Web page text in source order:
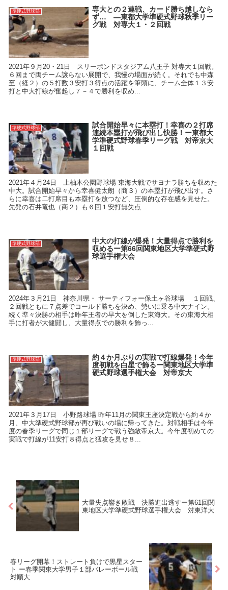
準硬式野球部
専大との２連戦、カード勝ち越しなら
ず… ―東都大学準硬式野球秋季リー
グ戦 対専大１・２回戦
2021年９月20・21日 スリーボンドスタジアム八王子 対専大１回戦。
６回まで両チーム譲らない展開で、我慢の場面が続く。それでも中森
至（経２）の５打数３安打３得点の活躍を筆頭に、チーム全体１３安
打と中大打線が奮起し７－４で勝利を収め...
準硬式野球部
試合開始早々に本塁打！幸喜の２打席
連続本塁打が飛び出し快勝！ー東都大
学準硬式野球春季リーグ戦 対帝京大
１回戦
2021年４月24日 上柚木公園野球場 東海大戦でサヨナラ勝ちを収めた
中大。試合開始早々から幸喜健太朗（商３）の本塁打が飛び出す。さ
らに幸喜は二打席目も本塁打を放つなど、圧倒的な存在感を見せた。
先発の石井竜也（商２）も６回１安打無失点...
準硬式野球部
中大の打線が爆発！大量得点で勝利を
収めるー第66回関東地区大学準硬式野
球選手権大会
2024年３月21日 神奈川県・ サーティフォー保土ヶ谷球場 １回戦、
２回戦ともに７点差でコールド勝ちを決め、勢いに乗る中大ナイン。
続く準々決勝の相手は昨年王者の早大を倒した東海大。その東海大相
手に打者が大健闘し、大量得点での勝利を飾っ...
準硬式野球部
約４か月ぶりの実戦で打線爆発！今年
度初戦を白星で飾るー関東地区大学準
硬式野球選手権大会 対帝京大
2021年３月17日 小野路球場 昨年11月の関東王座決定戦から約４か
月、中大準硬式野球部が再び戦いの場に帰ってきた。対戦相手は今年
度の春季リーグで同じ１部リーグで戦う強敵帝京大。今年度初めての
実戦で打線が11安打８得点と猛攻を見せ８...
大量失点響き敗戦 決勝進出逃すー第61回関
東地区大学準硬式野球選手権大会 対東洋大
春リーグ開幕！ストレート負けで黒星スター
ト ー春季関東大学男子１部バレーボール戦
対順大